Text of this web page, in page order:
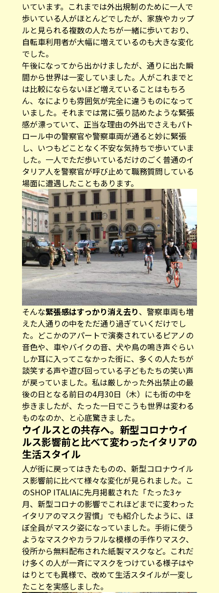
いています。これまでは外出規制のために一人で
歩いている人がほとんどでしたが、家族やカップ
ルと見られる複数の人たちが一緒に歩いており、
自転車利用者が大幅に増えているのも大きな変化
でした。
午後になってから出かけましたが、通りに出た瞬
間から世界は一変していました。人がこれまでと
は比較にならないほど増えていることはもちろ
ん、なによりも雰囲気が完全に違うものになって
いました。それまでは常に張り詰めたような緊張
感が漂っていて、正当な理由の外出でさえもパト
ロール中の警察官や警察車両が通ると妙に緊張
し、いつもどことなく不安な気持ちで歩いていま
した。一人でただ歩いているだけのごく普通のイ
タリア人を警察官が呼び止めて職務質問している
場面に遭遇したこともあります。
そんな緊張感はすっかり消え去り、警察車両も増
えた人通りの中をただ通り過ぎていくだけでし
た。どこかのアパートで演奏されているピアノの
音色や、車やバイクの音、犬や鳥の鳴き声ぐらい
しか耳に入ってこなかった街に、多くの人たちが
談笑する声や遊び回っている子どもたちの笑い声
が戻っていました。私は厳しかった外出禁止の最
後の日となる前日の4月30日（木）にも街の中を
歩きましたが、たった一日でこうも世界は変わる
ものなのか、と心底驚きました。
ウイルスとの共存へ。新型コロナウイ
ルス影響前と比べて変わったイタリアの
生活スタイル
人が街に戻ってはきたものの、新型コロナウイル
ス影響前に比べて様々な変化が見られました。こ
のSHOP ITALIAに先月掲載された「たった3ヶ
月、新型コロナの影響でこれほどまでに変わった
イタリアのマスク習慣」でも紹介したように、ほ
ぼ全員がマスク姿になっていました。手術に使う
ようなマスクやカラフルな模様の手作りマスク、
役所から無料配布された紙製マスクなど。これだ
け多くの人が一斉にマスクをつけている様子はや
はりとても異様で、改めて生活スタイルが一変し
たことを実感しました。